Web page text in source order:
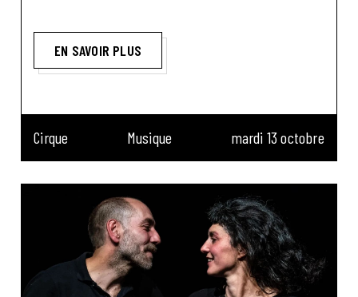
EN SAVOIR PLUS
Cirque Musique mardi 13 octobre